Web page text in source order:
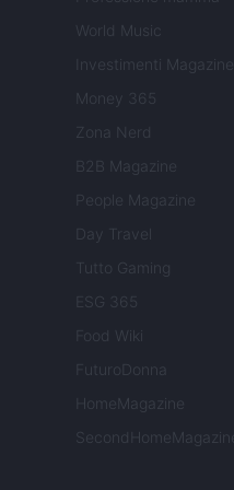
World Music
Investimenti Magazine
Money 365
Zona Nerd
B2B Magazine
People Magazine
Day Travel
Tutto Gaming
ESG 365
Food Wiki
FuturoDonna
HomeMagazine
SecondHomeMagazine